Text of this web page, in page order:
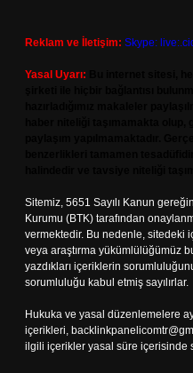
Reklam ve İletişim: Skype:
Yasal Uyarı:
Sitemiz, 5651 Sayılı Kanun
Kurumu (BTK) tarafından
vermektedir. Bu nedenle, sitedeki
veya araştırma yükümlülüğümüz
yazdıkları içeriklerin
sorumluluğu kabul etmiş sayılırlar.
Hukuka ve yasal düzenlemelere
içerikleri,
ilgili içerikler yasal süre içerisinde